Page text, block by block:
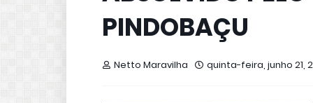
PINDOBAÇU
Netto Maravilha quinta-feira, junho 21,